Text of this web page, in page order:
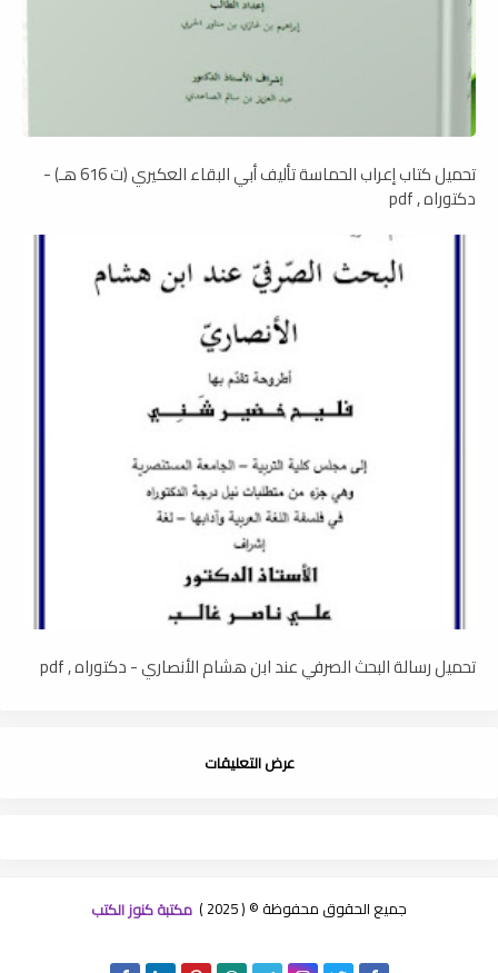
تحميل كتاب إعراب الحماسة تأليف أبي البقاء العكيري (ت 616 هـ) -
دكتوراه , pdf
تحميل رسالة البحث الصرفي عند ابن هشام الأنصاري - دكتوراه , pdf
عرض التعليقات
جميع الحقوق محفوظة © ( 2025 ) مكتبة كنوز الكتب